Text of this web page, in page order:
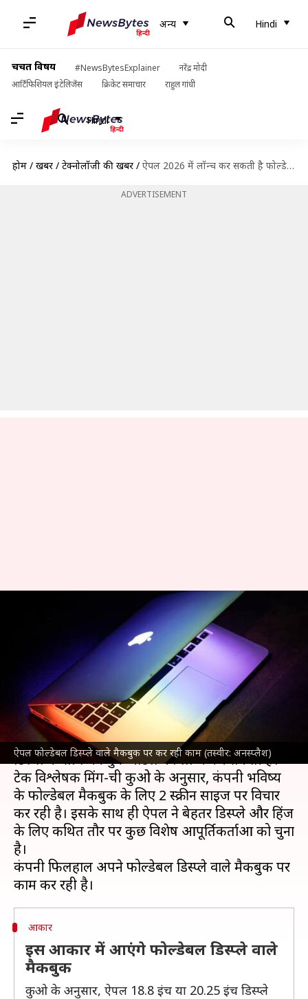
अन्य Hindi
चर्चित विषय #NewsBytesExplainer
नरेंद्र मोदी
आर्टिफिशियल इंटेलिजेंस
क्रिकेट समाचार राहुल गांधी
Hindi
होम / खबरें / टेक्नोलॉजी की खबरें / ऐपल 2026 में लॉन्च कर सकती है फोल्डेबल डिस्प्ले वाला मैकबुक, मिलेंगे 2 मॉडल
ADVERTISEMENT
ऐपल फोल्डेबल डिस्प्ले वाले मैकबुक पर कर रही काम (तस्वीर: अनस्प्लैश)
ऐपल 2026 में लॉन्च कर सकती है
फोल्डेबल डिस्प्ले वाला मैकबुक,
मिलेंगे 2 मॉडल
बिश्वजीत कुमार May 24, 2024 01:13 pm
क्या है खबर?
टेक दिग्गज कंपनीऐपलआने वाले साल में फोल्डेबल
डिस्प्ले के साथ मैकबुक मॉडल को लॉन्च कर सकती है।
टेक विश्लेषक मिंग-ची कुओ के अनुसार, कंपनी भविष्य
के फोल्डेबल मैकबुक के लिए 2 स्क्रीन साइज पर विचार
कर रही है। इसके साथ ही ऐपल ने बेहतर डिस्प्ले और हिंज
के लिए कथित तौर पर कुछ विशेष आपूर्तिकर्ताओं को चुना
है।
कंपनी फिलहाल अपने फोल्डेबल डिस्प्ले वाले मैकबुक पर
आकार
इस आकार में आएंगे फोल्डेबल डिस्प्ले वाले
मैकबुक
कुओ के अनुसार, ऐपल 18.8 इंच या 20.25 इंच डिस्प्ले